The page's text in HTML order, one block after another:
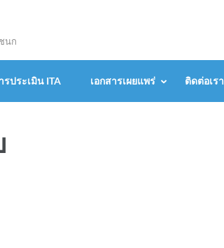
นก
รประเมิน ITA เอกสารเผยแพร่ ติดต่อเรา